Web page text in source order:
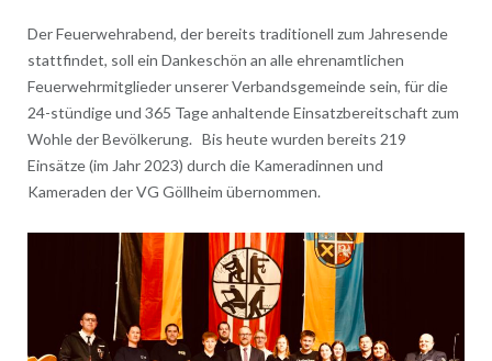
Der Feuerwehrabend, der bereits traditionell zum Jahresende
stattfindet, soll ein Dankeschön an alle ehrenamtlichen
Feuerwehrmitglieder unserer Verbandsgemeinde sein, für die
24-stündige und 365 Tage anhaltende Einsatzbereitschaft zum
Wohle der Bevölkerung. Bis heute wurden bereits 219
Einsätze (im Jahr 2023) durch die Kameradinnen und
Kameraden der VG Göllheim übernommen.